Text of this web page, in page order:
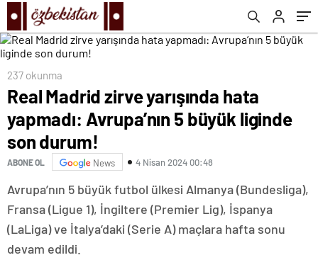
237 okunma
Real Madrid zirve yarışında hata
yapmadı: Avrupa’nın 5 büyük liginde
son durum!
ABONE OL News 4 Nisan 2024 00:48
Avrupa’nın 5 büyük futbol ülkesi Almanya (Bundesliga),
Fransa (Ligue 1), İngiltere (Premier Lig), İspanya
(LaLiga) ve İtalya’daki (Serie A) maçlara hafta sonu
devam edildi.